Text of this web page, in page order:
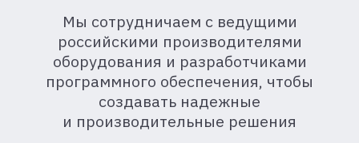
24.09.2025